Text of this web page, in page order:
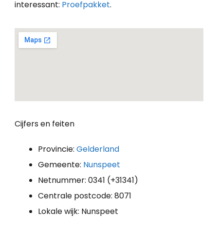
interessant: Proefpakket.
Cijfers en feiten
Provincie: Gelderland
Gemeente: Nunspeet
Netnummer: 0341 (+31341)
Centrale postcode: 8071
Lokale wijk: Nunspeet